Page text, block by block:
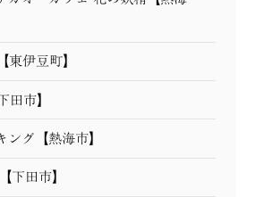
東伊豆町】
田市】
ング【熱海市】
下田市】